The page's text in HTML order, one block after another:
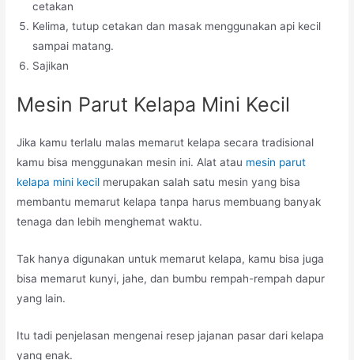
cetakan
Kelima, tutup cetakan dan masak menggunakan api kecil
sampai matang.
Sajikan
Mesin Parut Kelapa Mini Kecil
Jika kamu terlalu malas memarut kelapa secara tradisional
kamu bisa menggunakan mesin ini. Alat atau mesin parut
kelapa mini kecil merupakan salah satu mesin yang bisa
membantu memarut kelapa tanpa harus membuang banyak
tenaga dan lebih menghemat waktu.
Tak hanya digunakan untuk memarut kelapa, kamu bisa juga
bisa memarut kunyi, jahe, dan bumbu rempah-rempah dapur
yang lain.
Itu tadi penjelasan mengenai resep jajanan pasar dari kelapa
yang enak.